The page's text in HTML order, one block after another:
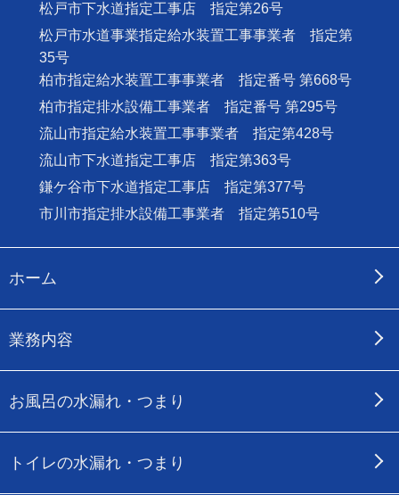
松戸市下水道指定工事店 指定第26号
松戸市水道事業指定給水装置工事事業者 指定第
35号
柏市指定給水装置工事事業者 指定番号 第668号
柏市指定排水設備工事業者 指定番号 第295号
流山市指定給水装置工事事業者 指定第428号
流山市下水道指定工事店 指定第363号
鎌ケ谷市下水道指定工事店 指定第377号
市川市指定排水設備工事業者 指定第510号
ホーム
業務内容
お風呂の水漏れ・つまり
トイレの水漏れ・つまり